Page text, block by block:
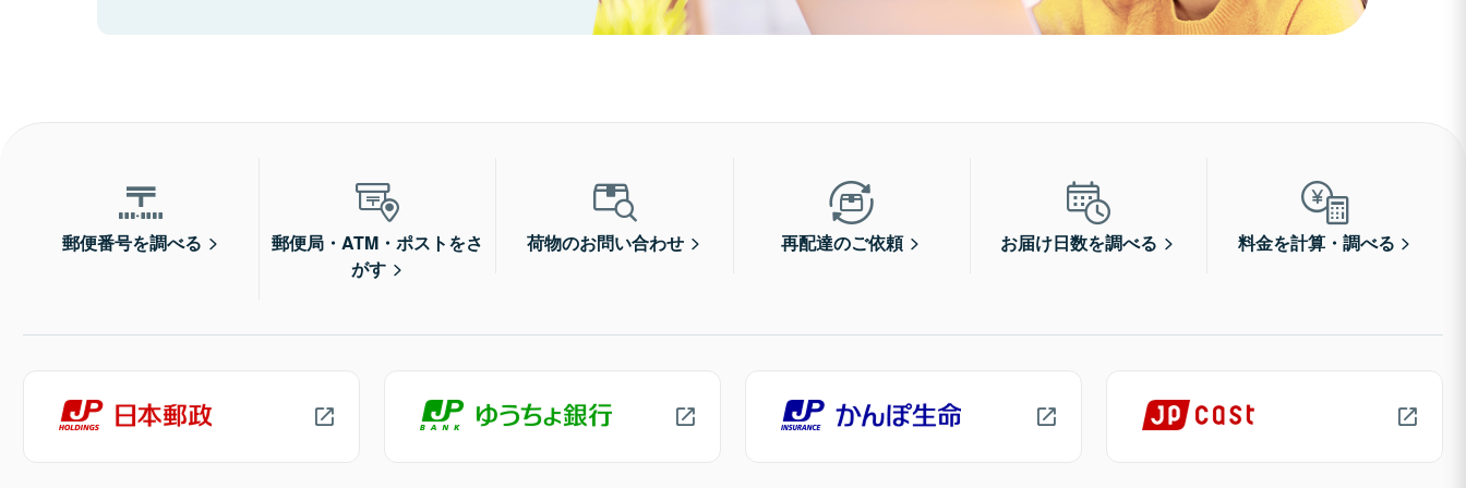
郵便番号を調べる
郵便局・ATM・ポストをさ
がす
荷物のお問い合わせ 再配達のご依頼 お届け日数を調べる 料金を計算・調べる